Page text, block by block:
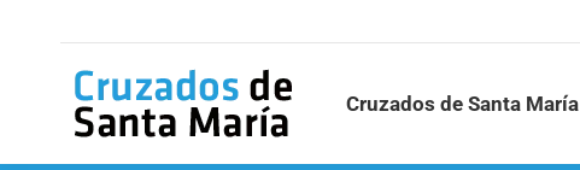
Cruzados de Santa María